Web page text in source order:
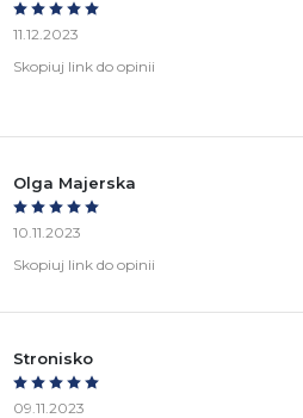
11.12.2023
Skopiuj link do opinii
Olga Majerska
10.11.2023
Skopiuj link do opinii
Stronisko
09.11.2023